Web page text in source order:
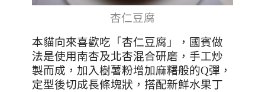
杏仁豆腐
本貓向來喜歡吃 「杏仁豆腐」
，國賓做
法是使用南杏及北杏混合研磨，手工炒
製而成，加入樹薯粉增加麻糬般的Q彈，
定型後切成長條塊狀，搭配新鮮水果丁